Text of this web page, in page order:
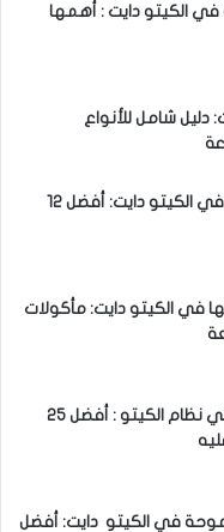
في الكيتو دايت : أهمها
دليل شامل للأنواع
الفواكه المسموحة في الكيتو دايت: أفضل 12
في الكيتو دايت: مأكولات
الاجبان المسموحه في نظام الكيتو : أفضل 25
في الكيتو دايت: أفضل